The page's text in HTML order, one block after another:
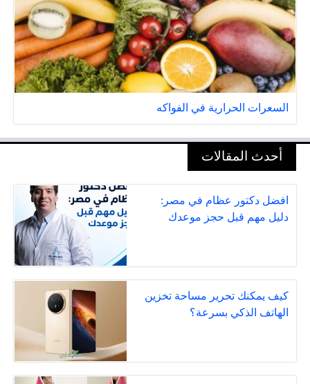
السعرات الحرارية في الفواكه
أحدث المقالات
افضل دكتور عظام في مصر:
دليل مهم قبل حجز موعدك
كيف يمكنك تحرير مساحة تخزين
الهاتف الذكي بسرعة؟